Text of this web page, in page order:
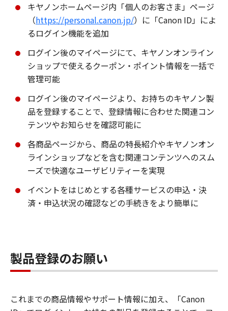
キヤノンホームページ内「個人のお客さま」ページ
（https://personal.canon.jp/）に「Canon ID」によ
るログイン機能を追加
ログイン後のマイページにて、キヤノンオンライン
ショップで使えるクーポン・ポイント情報を一括で
管理可能
ログイン後のマイページより、お持ちのキヤノン製
品を登録することで、登録情報に合わせた関連コン
テンツやお知らせを確認可能に
各商品ページから、商品の特長紹介やキヤノンオン
ラインショップなどを含む関連コンテンツへのスム
ーズで快適なユーザビリティーを実現
イベントをはじめとする各種サービスの申込・決
済・申込状況の確認などの手続きをより簡単に
製品登録のお願い
これまでの商品情報やサポート情報に加え、「Canon